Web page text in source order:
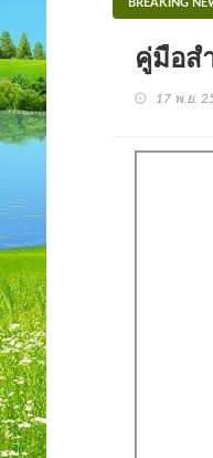
BREAKING
คู่มือส
17 พ.ย.